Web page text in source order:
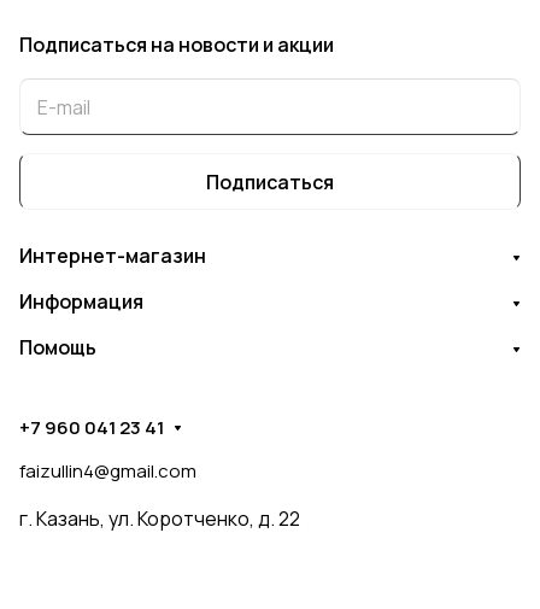
Подписаться на новости и акции
Подписаться
Интернет-магазин
Информация
Помощь
+7 960 041 23 41
faizullin4@gmail.com
г. Казань, ул. Коротченко, д. 22